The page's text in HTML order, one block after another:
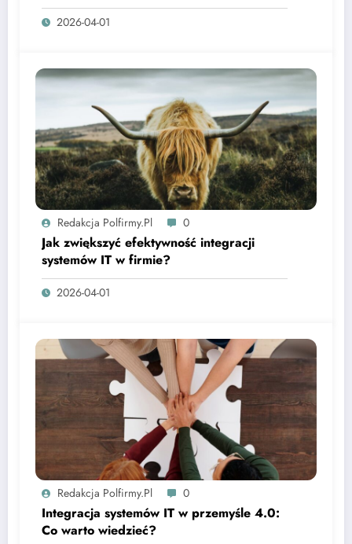
2026-04-01
Redakcja Polfirmy.pl 0
Jak zwiększyć efektywność integracji
systemów IT w firmie?
2026-04-01
Redakcja Polfirmy.pl 0
Integracja systemów IT w przemyśle 4.0:
Co warto wiedzieć?